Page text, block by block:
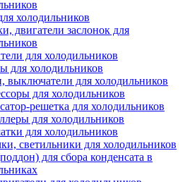
холодильников
двигатели заслонок для
для холодильников
для холодильников
выключатели для холодильников
для холодильников
решетка для холодильников
для холодильников
для холодильников
светильники для холодильников
для сбора конденсата в